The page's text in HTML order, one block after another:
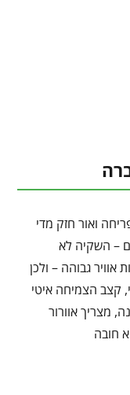
ואור חזק מדי
– השקיה לא
אוויר גבוהה – ולכן
קצב הצמיחה איטי
מצריך אוורור
חובה